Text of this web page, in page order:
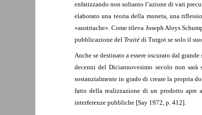
enfatizzando non soltanto l’azione di vari
elaborato una teoria della moneta, una
«austriache». Come rileva Joseph Aloys
pubblicazione del Traité di Turgot se solo il
Anche se destinato a essere oscurato dal
decenni del Diciannovesimo secolo non
sostanzialmente in grado di creare la propria
fatto della realizzazione di un prodotto apre
interferenze pubbliche [Say 1972, p. 412].